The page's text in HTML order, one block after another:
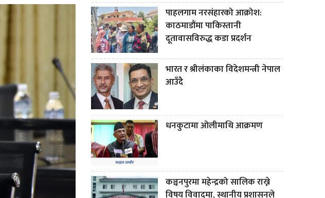
पाहलगाम नरसंहारको आक्रोश:
काठमाडौंमा पाकिस्तानी
दूतावासविरुद्ध कडा प्रदर्शन
भारत र श्रीलंकाका विदेशमन्त्री नेपाल
आउँदै
धनकुटामा ओलीमाथि आक्रमण
कञ्चनपुरमा महेन्द्रको सालिक राख्ने
विषय विवादमा, स्थानीय प्रशासनले